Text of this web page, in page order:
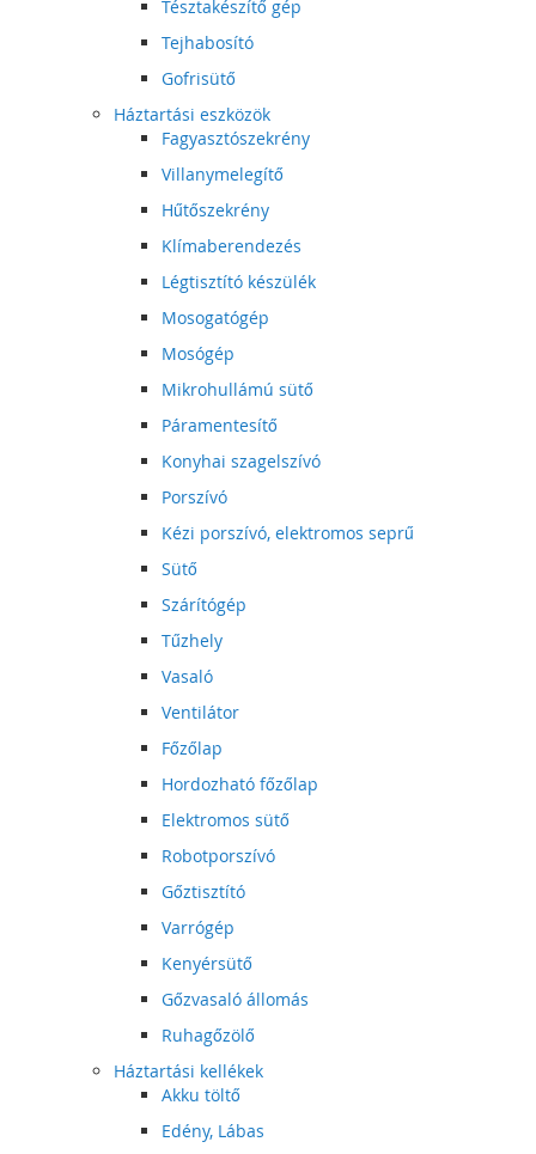
Tésztakészítő gép
Tejhabosító
Gofrisütő
Háztartási eszközök
Fagyasztószekrény
Villanymelegítő
Hűtőszekrény
Klímaberendezés
Légtisztító készülék
Mosogatógép
Mosógép
Mikrohullámú sütő
Páramentesítő
Konyhai szagelszívó
Porszívó
Kézi porszívó, elektromos seprű
Sütő
Szárítógép
Tűzhely
Vasaló
Ventilátor
Főzőlap
Hordozható főzőlap
Elektromos sütő
Robotporszívó
Gőztisztító
Varrógép
Kenyérsütő
Gőzvasaló állomás
Ruhagőzölő
Háztartási kellékek
Akku töltő
Edény, Lábas